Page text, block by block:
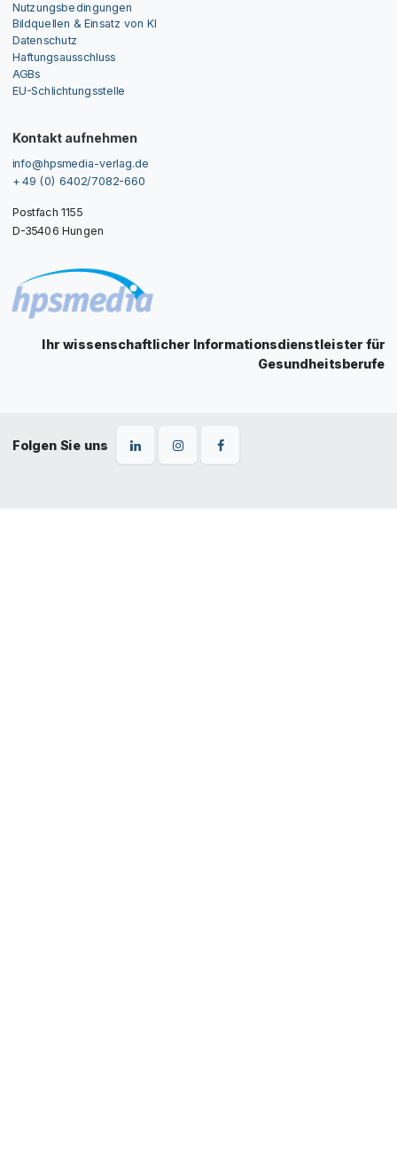
Nutzungsbedingungen
Bildquellen & Einsatz von KI
Datenschutz
Haftungsausschluss
AGBs
EU-Schlichtungsstelle
Kontakt aufnehmen
info@hpsmedia-verlag.de
+ 49 (0) 6402/7082-660
Postfach 1155
D-35406 Hungen
Ihr wissenschaftlicher Informationsdienstleister für
Gesundheitsberufe
Folgen Sie uns